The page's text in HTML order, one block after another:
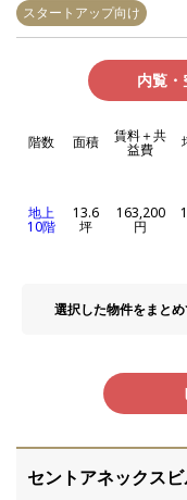
スタートアップ向け
内覧
階数 面積 賃料＋共
益費
地上
10階
13.6
坪
163,200
円
選択した物件をまと
セントアネックス